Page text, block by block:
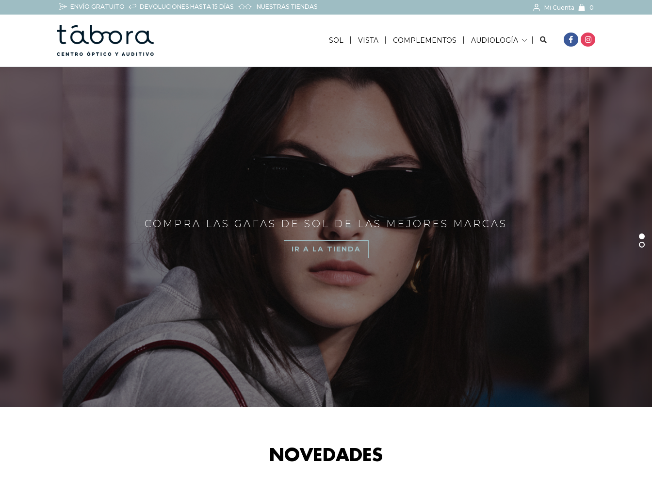
ENVÍO GRATUITO DEVOLUCIONES HASTA 15 DÍAS NUESTRAS TIENDAS Mi Cuenta 0
SOL VISTA COMPLEMENTOS AUDIOLOGÍA BUSCAR...
COMPRA LAS GAFAS DE SOL DE LAS MEJORES MARCAS
IR A LA TIENDA
NOVEDADES